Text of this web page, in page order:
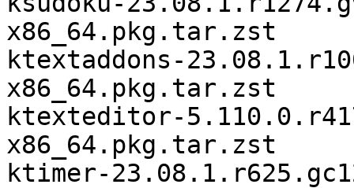
x86_64.pkg.tar.zst
ktextaddons-
x86_64.pkg.tar.zst
ktexteditor-
x86_64.pkg.tar.zst
ktimer-